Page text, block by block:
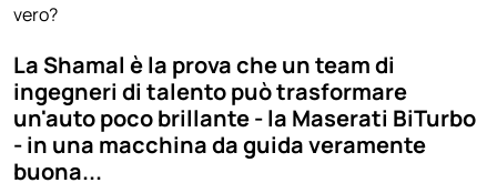
vero?
La Shamal è la prova che un team di
ingegneri di talento può trasformare
un'auto poco brillante - la Maserati BiTurbo
- in una macchina da guida veramente
buona...